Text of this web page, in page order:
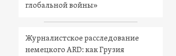
глобальной войны»
Журналистское расследование
немецкого ARD: как Грузия